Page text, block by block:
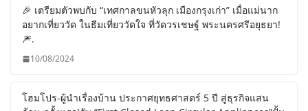
🎉 เตรียมตัวพบกับ “เทศกาลขนหัวลุก เมืองกรุงเก่า” เมื่อแม่นาก
อยากเที่ยววัด ในธีมเที่ยววัดใจ ที่วัดวรเชษฐ์ พระนครศรีอยุธยา!
🎆.
10/08/2024
โฮมโปร-ผู้นำเรื่องบ้าน ประกาศยุทธศาสตร์ 5 ปี สู่ธุรกิจแสน